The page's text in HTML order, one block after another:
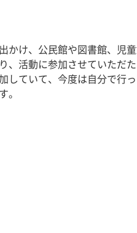
け、公民館や図書館、児
活動に参加させていただ
ていて、今度は自分で行
。